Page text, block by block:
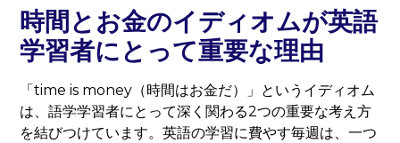
時間とお金のイディオムが英語
学習者にとって重要な理由
「time is money（時間はお金だ）」というイディオム
は、語学学習者にとって深く関わる2つの重要な考え方
を結びつけています。英語の学習に費やす毎週は、一つ